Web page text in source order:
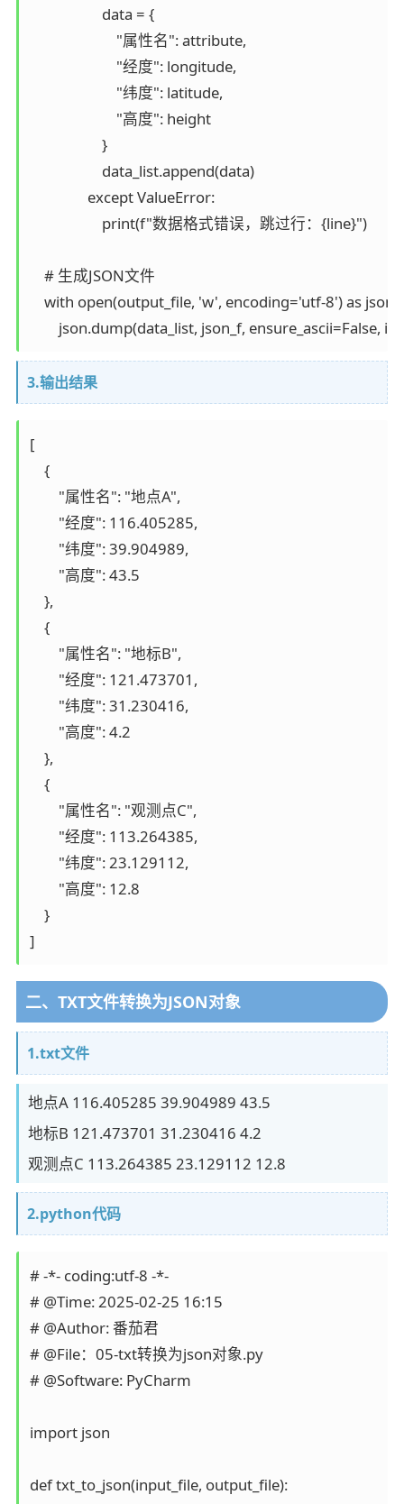
                    data = {
                        "属性名": attribute,
                        "经度": longitude,
                        "纬度": latitude,
                        "高度": height
                    }
                    data_list.append(data)
                except ValueError:
                    print(f"数据格式错误，跳过行：{line}")
    # 生成JSON文件
with open(output_file, 'w', encoding='utf-8') as
json.dump(data_list, json_f, ensure_ascii=False,
3.输出结果
[
    {
        "属性名": "地点A",
        "经度": 116.405285,
        "纬度": 39.904989,
        "高度": 43.5
    },
    {
        "属性名": "地标B",
        "经度": 121.473701,
        "纬度": 31.230416,
        "高度": 4.2
    },
    {
        "属性名": "观测点C",
        "经度": 113.264385,
        "纬度": 23.129112,
        "高度": 12.8
    }
二、TXT文件转换为JSON对象
1.txt文件
地点A 116.405285 39.904989 43.5
地标B 121.473701 31.230416 4.2
观测点C 113.264385 23.129112 12.8
2.python代码
# -*- coding:utf-8 -*-
# @Time: 2025-02-25 16:15
# @Author: 番茄君
# @File：05-txt转换为json对象.py
# @Software: PyCharm
import json
def txt_to_json(input_file, output_file):